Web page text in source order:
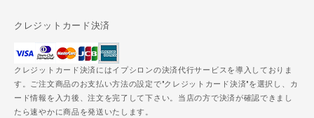
クレジットカード決済
クレジットカード決済にはイプシロンの決済代行サービスを導入しておりま
す。ご注文商品のお支払い方法の設定で"クレジットカード決済"を選択し、カ
ード情報を入力後、注文を完了して下さい。当店の方で決済が確認できまし
たら速やかに商品を発送いたします。